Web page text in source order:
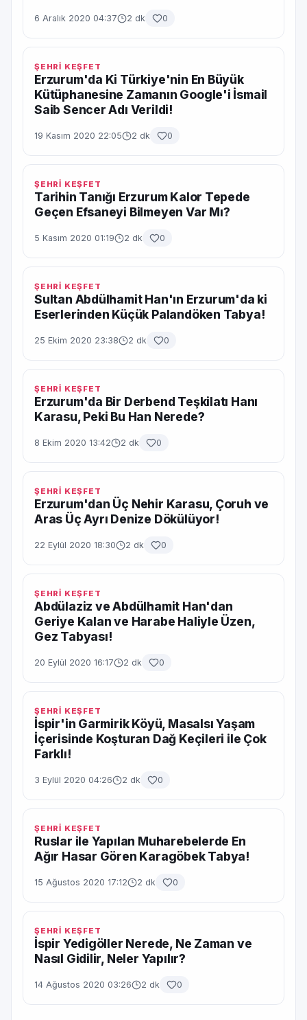
6 Aralık 2020 04:37 2 dk 0
ŞEHRİ KEŞFET
Erzurum'da Ki Türkiye'nin En Büyük
Kütüphanesine Zamanın Google'i İsmail
Saib Sencer Adı Verildi!
19 Kasım 2020 22:05 2 dk 0
ŞEHRİ KEŞFET
Tarihin Tanığı Erzurum Kalor Tepede
Geçen Efsaneyi Bilmeyen Var Mı?
5 Kasım 2020 01:19 2 dk 0
ŞEHRİ KEŞFET
Sultan Abdülhamit Han'ın Erzurum'da ki
Eserlerinden Küçük Palandöken Tabya!
25 Ekim 2020 23:38 2 dk 0
ŞEHRİ KEŞFET
Erzurum'da Bir Derbend Teşkilatı Hanı
Karasu, Peki Bu Han Nerede?
8 Ekim 2020 13:42 2 dk 0
ŞEHRİ KEŞFET
Erzurum'dan Üç Nehir Karasu, Çoruh ve
Aras Üç Ayrı Denize Dökülüyor!
22 Eylül 2020 18:30 2 dk 0
ŞEHRİ KEŞFET
Abdülaziz ve Abdülhamit Han'dan
Geriye Kalan ve Harabe Haliyle Üzen,
Gez Tabyası!
20 Eylül 2020 16:17 2 dk 0
ŞEHRİ KEŞFET
İspir'in Garmirik Köyü, Masalsı Yaşam
İçerisinde Koşturan Dağ Keçileri ile Çok
Farklı!
3 Eylül 2020 04:26 2 dk 0
ŞEHRİ KEŞFET
Ruslar ile Yapılan Muharebelerde En
Ağır Hasar Gören Karagöbek Tabya!
15 Ağustos 2020 17:12 2 dk 0
ŞEHRİ KEŞFET
İspir Yedigöller Nerede, Ne Zaman ve
Nasıl Gidilir, Neler Yapılır?
14 Ağustos 2020 03:26 2 dk 0